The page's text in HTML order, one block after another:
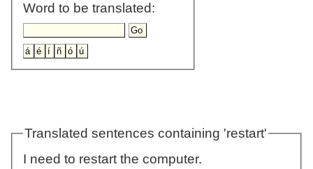
Word to be translated:
Translated sentences containing 'restart'
I need to restart the computer.